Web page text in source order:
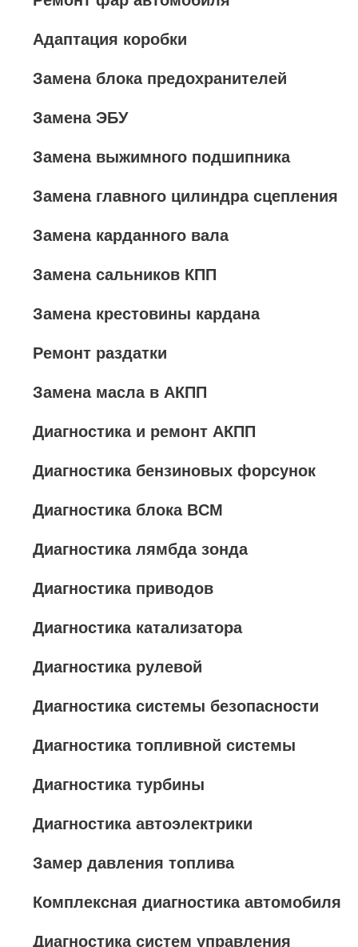
Адаптация коробки
Замена блока предохранителей
Замена ЭБУ
Замена выжимного подшипника
Замена главного цилиндра сцепления
Замена карданного вала
Замена сальников КПП
Замена крестовины кардана
Ремонт раздатки
Замена масла в АКПП
Диагностика и ремонт АКПП
Диагностика бензиновых форсунок
Диагностика блока BCM
Диагностика лямбда зонда
Диагностика приводов
Диагностика катализатора
Диагностика рулевой
Диагностика системы безопасности
Диагностика топливной системы
Диагностика турбины
Диагностика автоэлектрики
Замер давления топлива
Комплексная диагностика автомобиля
Диагностика систем управления